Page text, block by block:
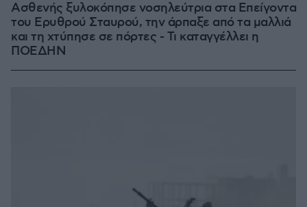
Ασθενής ξυλοκόπησε νοσηλεύτρια στα Επείγοντα
του Ερυθρού Σταυρού, την άρπαξε από τα μαλλιά
και τη χτύπησε σε πόρτες - Τι καταγγέλλει η
ΠΟΕΔΗΝ